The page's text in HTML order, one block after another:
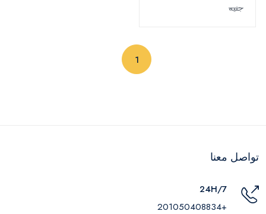
جنيه
1
تواصل معنا
24H/7
+201050408834